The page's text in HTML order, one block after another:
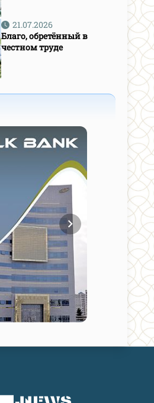
21.07.2026
Благо, обретённый в
честном труде